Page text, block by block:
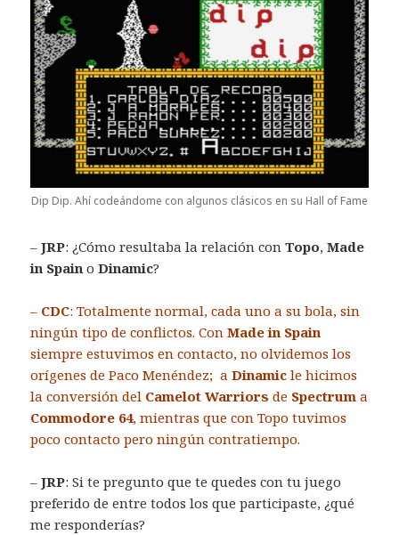
Dip Dip. Ahí codeándome con algunos clásicos en su Hall of Fame
–JRP: ¿Cómo resultaba la relación conTopo,Made
in Spain oDinamic?
– CDC: Totalmente normal, cada uno a su bola, sin
ningún tipo de conflictos. ConMade in Spain
siempre estuvimos en contacto, no olvidemos los
orígenes de Paco Menéndez; aDinamic le hicimos
la conversión del Camelot Warriors de Spectrum a
Commodore 64, mientras que con Topo tuvimos
poco contacto pero ningún contratiempo.
–JRP: Si te pregunto que te quedes con tu juego
preferido de entre todos los que participaste, ¿qué
me responderías?